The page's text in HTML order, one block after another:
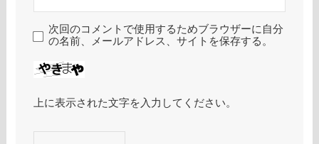
次回のコメントで使用するためブラウザーに自分
の名前、メールアドレス、サイトを保存する。
上に表示された文字を入力してください。